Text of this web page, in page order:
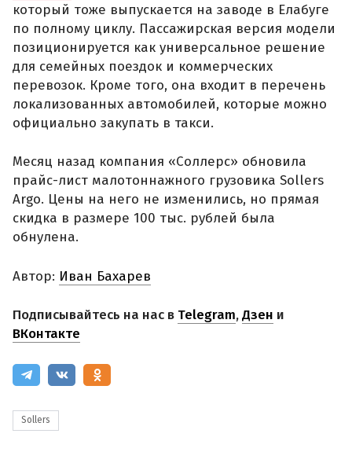
который тоже выпускается на заводе в Елабуге
по полному циклу. Пассажирская версия модели
позиционируется как универсальное решение
для семейных поездок и коммерческих
перевозок. Кроме того, она входит в перечень
локализованных автомобилей, которые можно
официально закупать в такси.
Месяц назад компания «Соллерс» обновила
прайс-лист малотоннажного грузовика Sollers
Argo. Цены на него не изменились, но прямая
скидка в размере 100 тыс. рублей была
обнулена.
Автор: Иван Бахарев
Подписывайтесь на нас в Telegram,Дзен и
ВКонтакте
Sollers